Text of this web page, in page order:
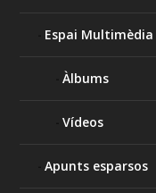
Espai Multimèdia
Àlbums
Vídeos
Apunts esparsos